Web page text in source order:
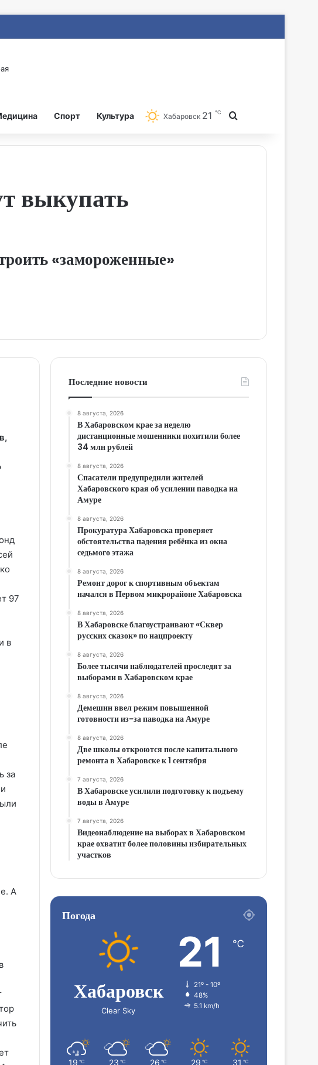
Спорт Культура Хабаровск 21 ℃
выкупать
«замороженные»
97
в
за
А
Последние новости
8 августа, 2026
В Хабаровском крае за неделю
дистанционные мошенники похитили более
34 млн рублей
8 августа, 2026
Спасатели предупредили жителей
Хабаровского края об усилении паводка на
Амуре
8 августа, 2026
Прокуратура Хабаровска проверяет
обстоятельства падения ребёнка из окна
седьмого этажа
8 августа, 2026
Ремонт дорог к спортивным объектам
начался в Первом микрорайоне Хабаровска
8 августа, 2026
В Хабаровске благоустраивают «Сквер
русских сказок» по нацпроекту
8 августа, 2026
Более тысячи наблюдателей проследят за
выборами в Хабаровском крае
8 августа, 2026
Демешин ввел режим повышенной
готовности из-за паводка на Амуре
8 августа, 2026
Две школы откроются после капитального
ремонта в Хабаровске к 1 сентября
7 августа, 2026
В Хабаровске усилили подготовку к подъему
воды в Амуре
7 августа, 2026
Видеонаблюдение на выборах в Хабаровском
крае охватит более половины избирательных
участков
Погода
Хабаровск
Clear Sky
21 ℃
21º - 10º
48%
5.1 km/h
19 ℃ 23 ℃ 26 ℃ 29 ℃ 31 ℃